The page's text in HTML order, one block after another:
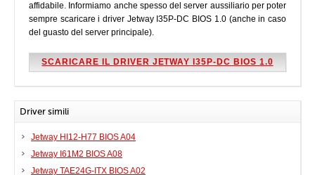
affidabile. Informiamo anche spesso del server aussiliario per poter
sempre scaricare i driver Jetway I35P-DC BIOS 1.0 (anche in caso
del guasto del server principale).
SCARICARE IL DRIVER JETWAY I35P-DC BIOS 1.0
Driver simili
Jetway HI12-H77 BIOS A04
Jetway I61M2 BIOS A08
Jetway TAE24G-ITX BIOS A02